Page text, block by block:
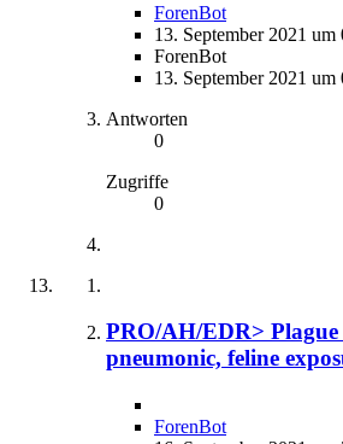
ForenBot
13. September 2021 um
ForenBot
13. September 2021 um
Antworten
0
Zugriffe
0
PRO/AH/EDR>
pneumonic, feline
ForenBot